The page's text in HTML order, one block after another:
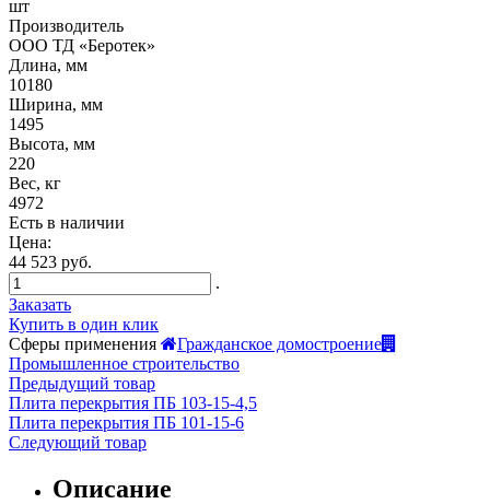
шт
Производитель
ООО ТД «Беротек»
Длина, мм
10180
Ширина, мм
1495
Высота, мм
220
Вес, кг
4972
Есть в наличии
Цена:
44 523 руб.
.
Заказать
Купить в один клик
Сферы применения
Гражданское домостроение
Промышленное строительство
Предыдущий товар
Плита перекрытия ПБ 103-15-4,5
Плита перекрытия ПБ 101-15-6
Следующий товар
Описание